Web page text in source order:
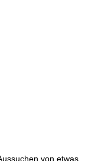
von etwas